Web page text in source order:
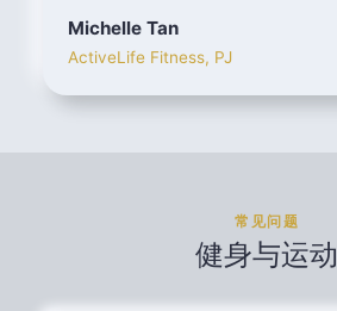
Michelle Tan
ActiveLife Fitness, PJ
常见问题
健身与运动